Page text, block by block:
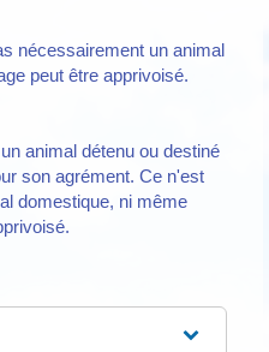
nécessairement un animal
peut être apprivoisé.
animal détenu ou destiné
son agrément. Ce n'est
domestique, ni même